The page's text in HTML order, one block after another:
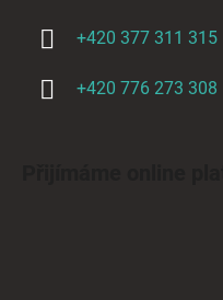
+420 377 311 315
+420 776 273 308